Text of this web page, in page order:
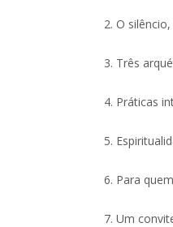
2. O
3. Três
4. Práticas
5.
6. Para
7. Um